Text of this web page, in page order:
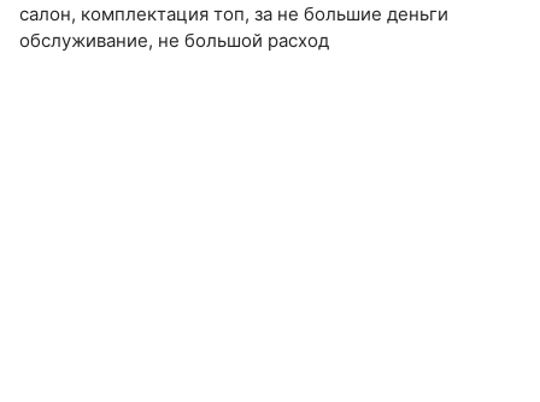
салон, комплектация топ, за не большие деньги
обслуживание, не большой расход